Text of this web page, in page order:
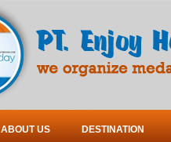
ABOUT US DESTINATION